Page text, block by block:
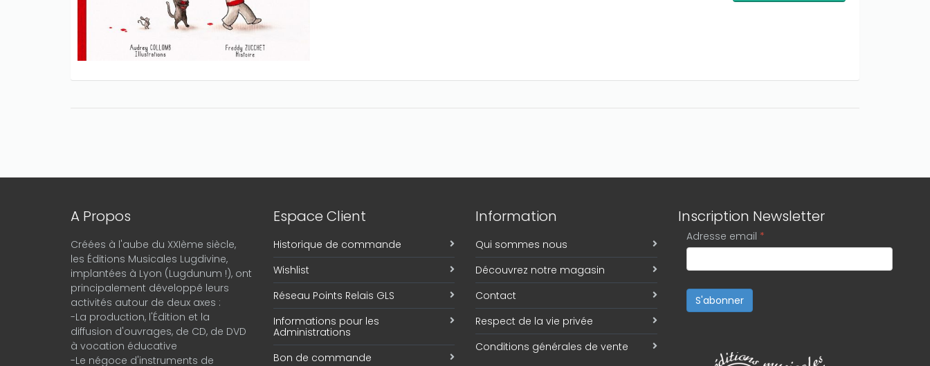
A Propos
Créées à l'aube du XXIème siècle,
les Éditions Musicales Lugdivine,
implantées à Lyon (Lugdunum !), ont
principalement développé leurs
activités autour de deux axes :
-La production, l'Édition et la
diffusion d'ouvrages, de CD, de DVD
à vocation éducative
-Le négoce d'instruments de
Espace Client
Historique de commande
Wishlist
Réseau Points Relais GLS
Informations pour les
Administrations
Bon de commande
Information
Qui sommes nous
Découvrez notre magasin
Contact
Respect de la vie privée
Conditions générales de vente
Inscription Newsletter
Adresse email *
S'abonner